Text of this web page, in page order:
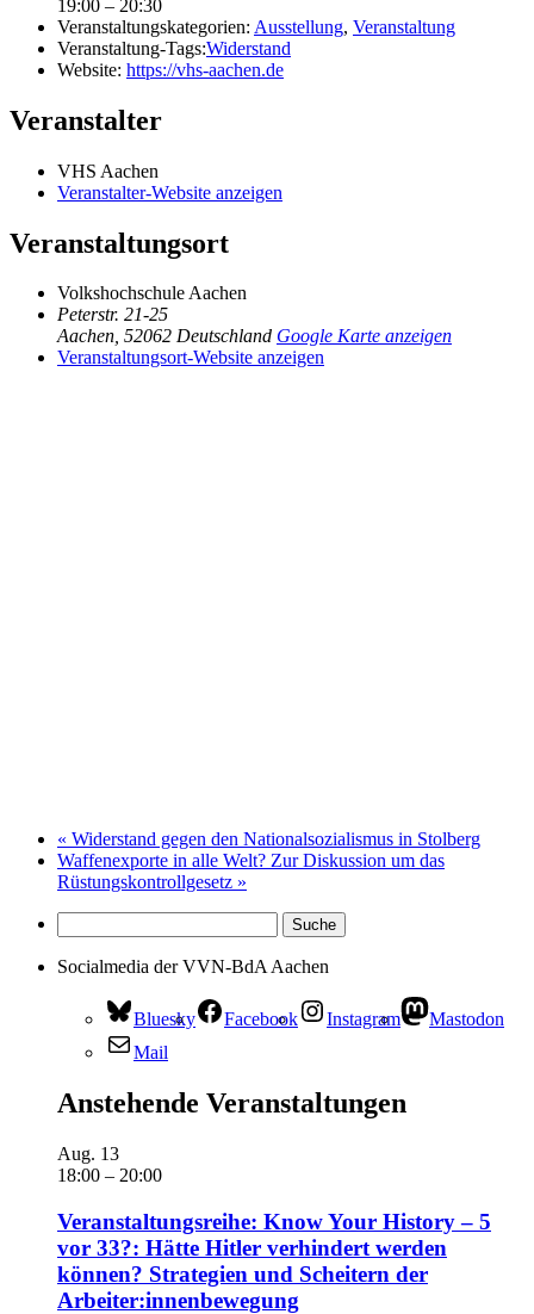
19:00 – 20:30
Veranstaltungskategorien: Ausstellung, Veranstaltung
Veranstaltung-Tags:Widerstand
Website: https://vhs-aachen.de
Veranstalter
VHS Aachen
Veranstalter-Website anzeigen
Veranstaltungsort
Volkshochschule Aachen
Peterstr. 21-25
Aachen, 52062 Deutschland Google Karte anzeigen
Veranstaltungsort-Website anzeigen
« Widerstand gegen den Nationalsozialismus in Stolberg
Waffenexporte in alle Welt? Zur Diskussion um das
Rüstungskontrollgesetz »
Socialmedia der VVN-BdA Aachen
Bluesky Facebook Instagram
Mastodon
Mail
Anstehende Veranstaltungen
Aug. 13
18:00 – 20:00
Veranstaltungsreihe: Know Your History – 5
vor 33?: Hätte Hitler verhindert werden
können? Strategien und Scheitern der
Arbeiter:innenbewegung